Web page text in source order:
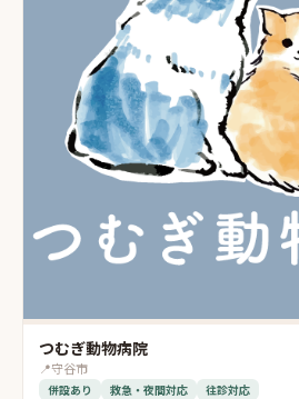
つむぎ動物病院
📍守谷市
併設あり 救急・夜間対応 往診対応